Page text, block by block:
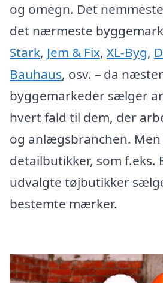
og omegn. Det
det nærmeste
Stark, Jem & Fix, XL-Byg,
Bauhaus, osv. – da
byggemarkeder sælger
hvert fald til dem, der
og anlægsbranchen. Men
detailbutikker, som f.eks.
udvalgte tøjbutikker
bestemte mærker.